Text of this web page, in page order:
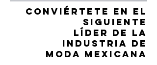
Conviértete en el
siguiente
líder de la
industria de
moda mexicana